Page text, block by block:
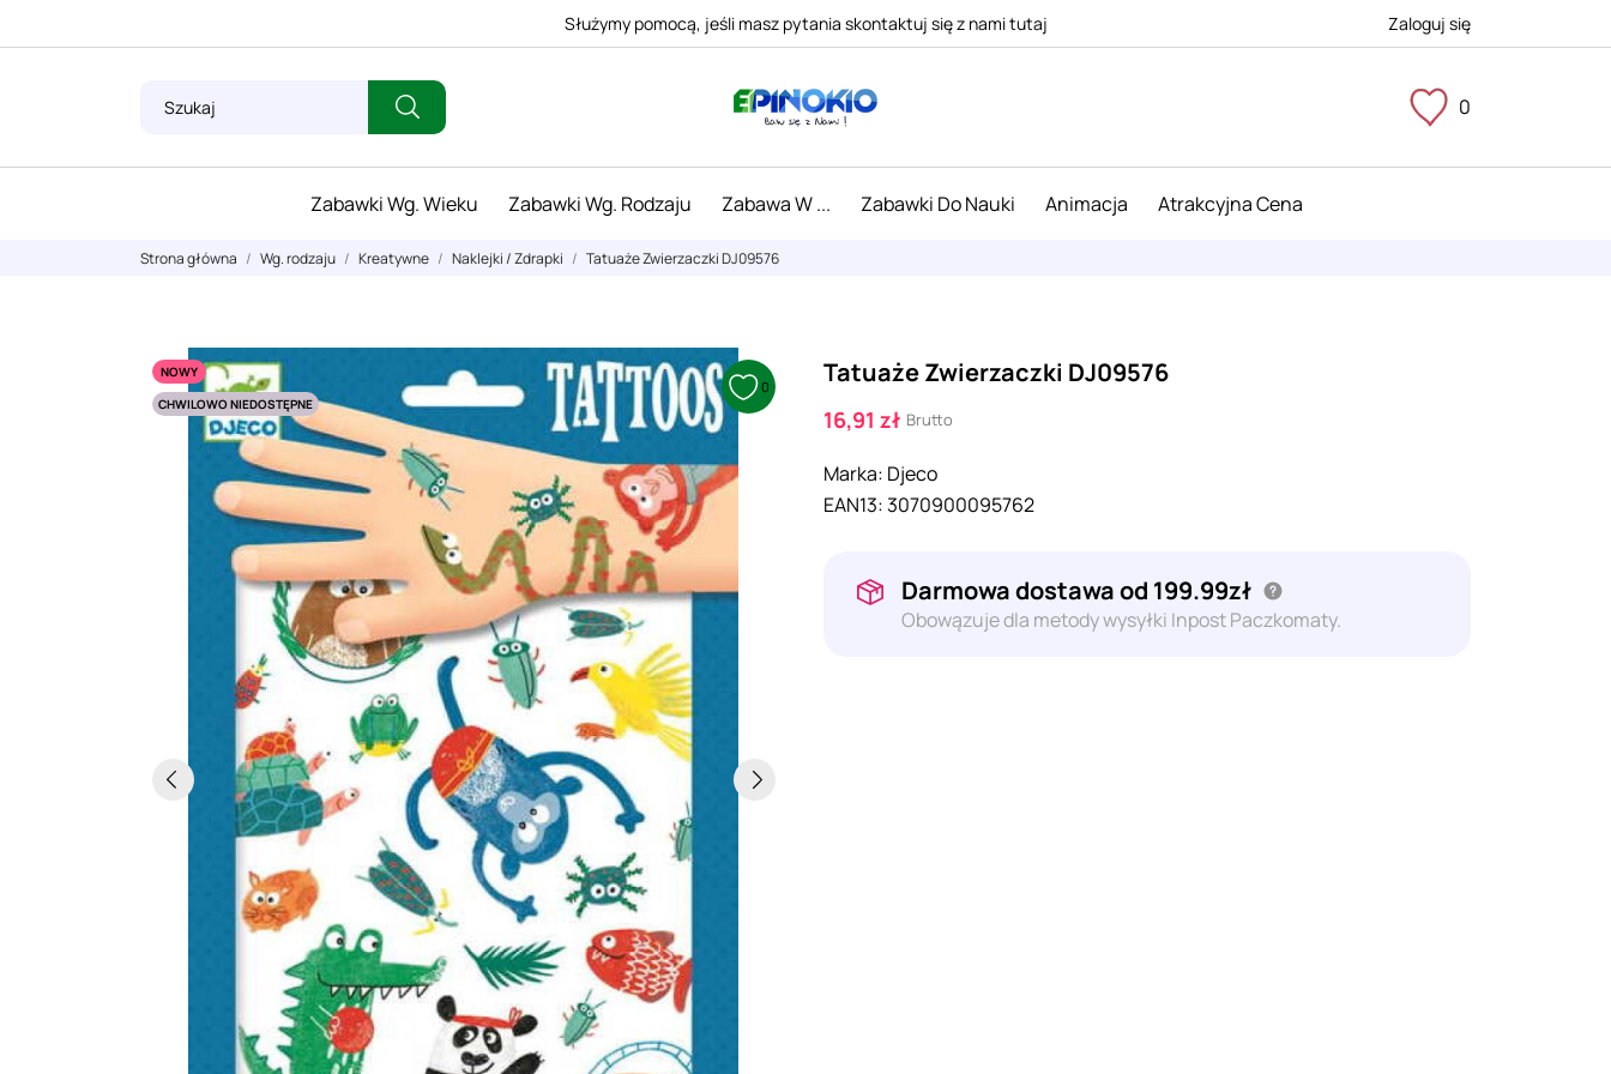
Służymy pomocą, jeśli masz pytania skontaktuj się z nami tutaj Zaloguj się
0
Zabawki Wg. Wieku Zabawki Wg. Rodzaju Zabawa W ... Zabawki Do Nauki Animacja Atrakcyjna Cena
Strona główna Wg. rodzaju Kreatywne Naklejki / Zdrapki Tatuaże Zwierzaczki DJ09576
NOWY
CHWILOWO NIEDOSTĘPNE
0 Tatuaże Zwierzaczki DJ09576
16,91 zł Brutto
Marka: Djeco
EAN13:3070900095762
Darmowa dostawa od 199.99zł
Obowązuje dla metody wysyłki Inpost Paczkomaty.